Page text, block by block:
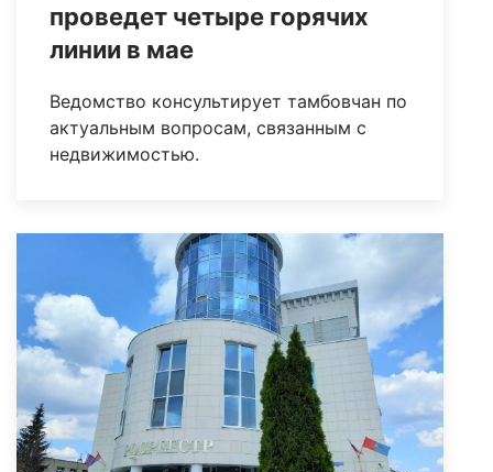
проведет четыре горячих
линии в мае
Ведомство консультирует тамбовчан по
актуальным вопросам, связанным с
недвижимостью.